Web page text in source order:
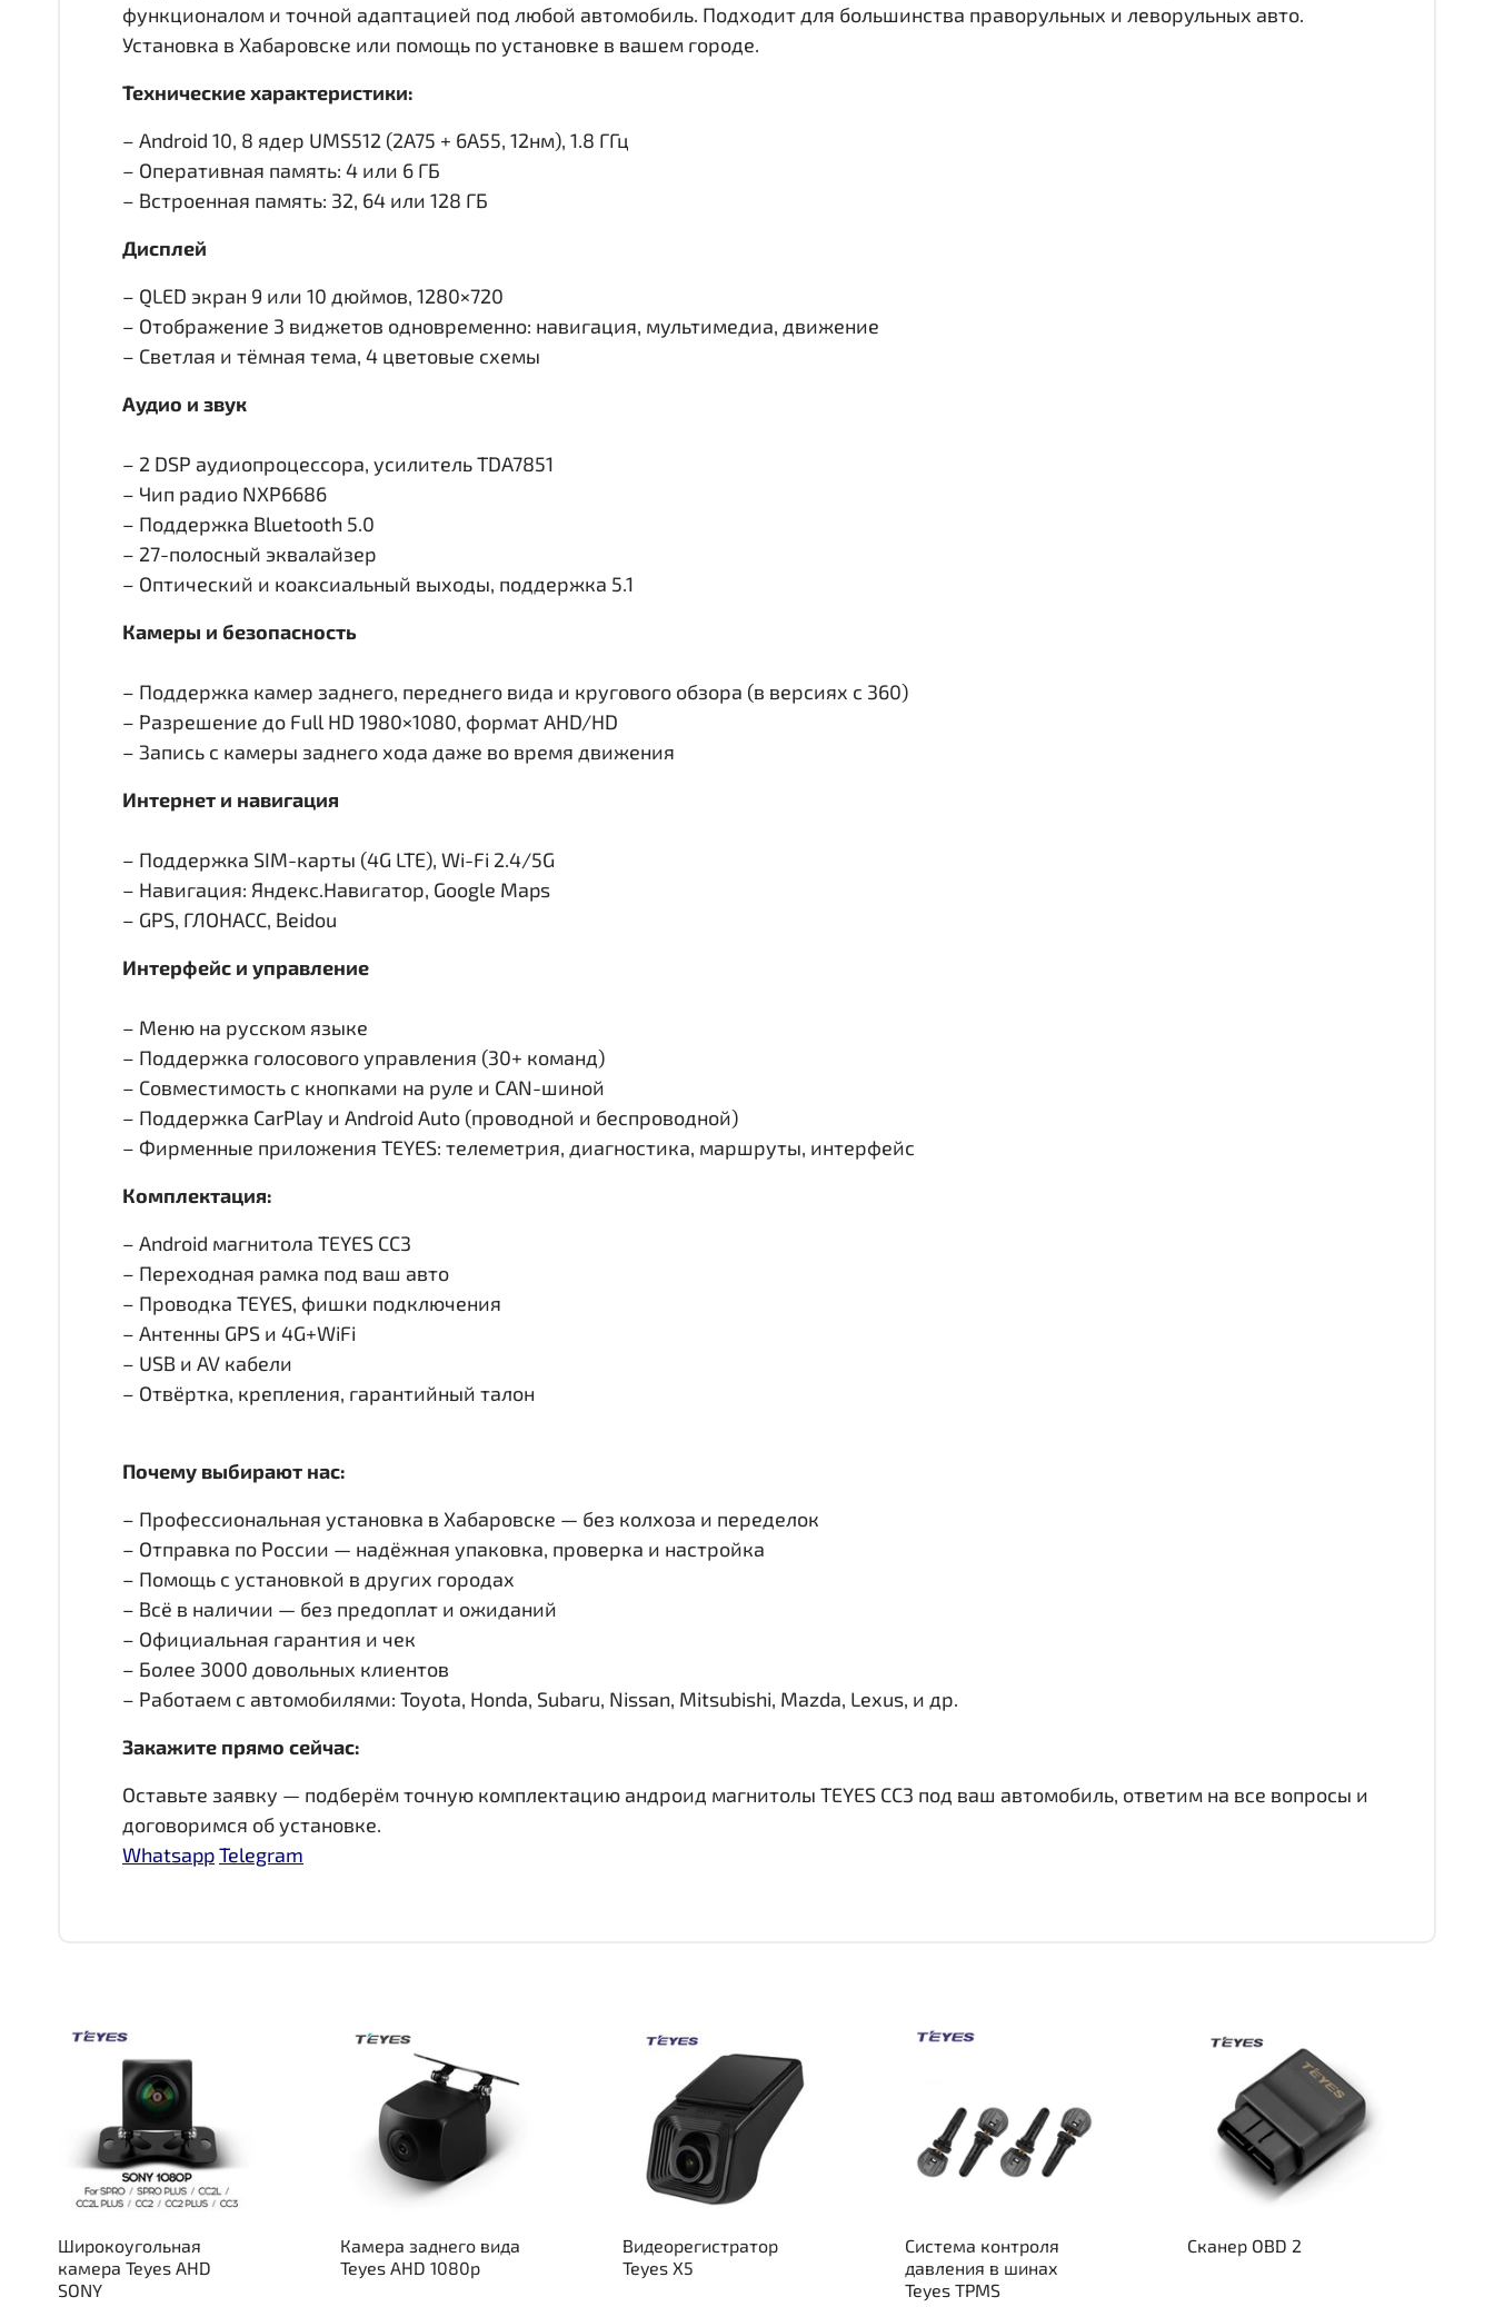
функционалом и точной адаптацией под любой автомобиль. Подходит для большинства праворульных и леворульных авто.
Установка в Хабаровске или помощь по установке в вашем городе.
Технические характеристики:
– Android 10, 8 ядер UMS512 (2A75 + 6A55, 12нм), 1.8 ГГц
– Оперативная память: 4 или 6 ГБ
– Встроенная память: 32, 64 или 128 ГБ
Дисплей
– QLED экран 9 или 10 дюймов, 1280×720
– Отображение 3 виджетов одновременно: навигация, мультимедиа, движение
– Светлая и тёмная тема, 4 цветовые схемы
Аудио и звук
– 2 DSP аудиопроцессора, усилитель TDA7851
– Чип радио NXP6686
– Поддержка Bluetooth 5.0
– 27-полосный эквалайзер
– Оптический и коаксиальный выходы, поддержка 5.1
Камеры и безопасность
– Поддержка камер заднего, переднего вида и кругового обзора (в версиях с 360)
– Разрешение до Full HD 1980×1080, формат AHD/HD
– Запись с камеры заднего хода даже во время движения
Интернет и навигация
– Поддержка SIM-карты (4G LTE), Wi-Fi 2.4/5G
– Навигация: Яндекс.Навигатор, Google Maps
– GPS, ГЛОНАСС, Beidou
Интерфейс и управление
– Меню на русском языке
– Поддержка голосового управления (30+ команд)
– Совместимость с кнопками на руле и CAN-шиной
– Поддержка CarPlay и Android Auto (проводной и беспроводной)
– Фирменные приложения TEYES: телеметрия, диагностика, маршруты, интерфейс
Комплектация:
– Android магнитола TEYES CC3
– Переходная рамка под ваш авто
– Проводка TEYES, фишки подключения
– Антенны GPS и 4G+WiFi
– USB и AV кабели
– Отвёртка, крепления, гарантийный талон
Почему выбирают нас:
– Профессиональная установка в Хабаровске — без колхоза и переделок
– Отправка по России — надёжная упаковка, проверка и настройка
– Помощь с установкой в других городах
– Всё в наличии — без предоплат и ожиданий
– Официальная гарантия и чек
– Более 3000 довольных клиентов
– Работаем с автомобилями: Toyota, Honda, Subaru, Nissan, Mitsubishi, Mazda, Lexus, и др.
Закажите прямо сейчас:
Оставьте заявку — подберём точную комплектацию андроид магнитолы TEYES CC3 под ваш автомобиль, ответим на все вопросы и
договоримся об установке.
WhatsappTelegram
Широкоугольная
камера Teyes AHD
SONY
Камера заднего вида
Teyes AHD 1080p
Видеорегистратор
Teyes X5
Система контроля
давления в шинах
Teyes TPMS
Сканер OBD 2